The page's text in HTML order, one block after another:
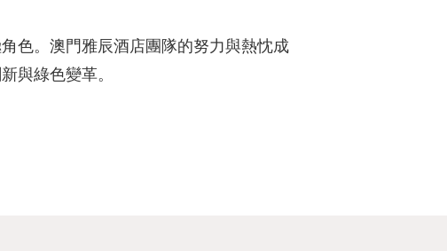
色。澳門雅辰酒店團隊的努力與熱忱成
與綠色變革。